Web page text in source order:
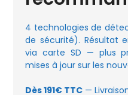
4 technologies de
de sécurité). Résultat
via carte SD — plus
mises à jour sur les
Dès 191€ TTC —